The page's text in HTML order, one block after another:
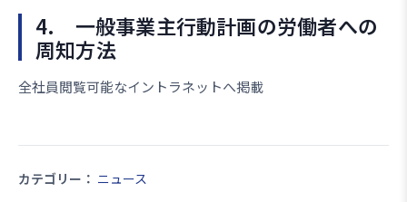
4. 一般事業主行動計画の労働者への
周知方法
全社員閲覧可能なイントラネットへ掲載
カテゴリー： ニュース